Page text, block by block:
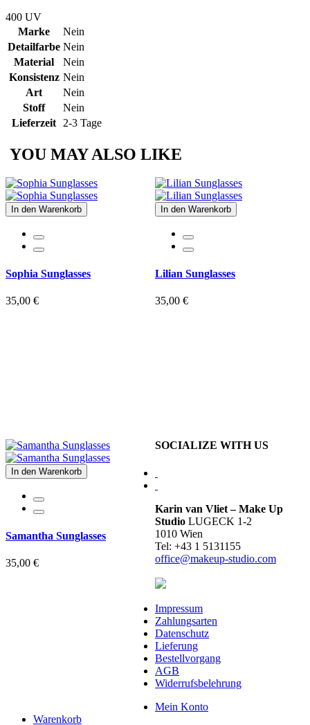
400 UV
Marke
Nein
Detailfarbe Nein
Material
Nein
Konsistenz Nein
Art
Nein
Stoff
Nein
Lieferzeit
2-3 Tage
YOU MAY ALSO LIKE
In den Warenkorb
Sophia Sunglasses
35,00 €
In den Warenkorb
Lilian Sunglasses
35,00 €
In den Warenkorb
Samantha Sunglasses
35,00 €
SOCIALIZE WITH US
Karin van Vliet – Make Up
Studio LUGECK 1-2
1010 Wien
Tel: +43 1 5131155
office@makeup-studio.com
Impressum
Zahlungsarten
Datenschutz
Lieferung
Bestellvorgang
AGB
Widerrufsbelehrung
Mein Konto
Warenkorb